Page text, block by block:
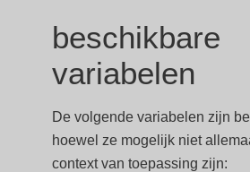
beschikbare
variabelen
De volgende variabelen zijn
hoewel ze mogelijk niet
context van toepassing zijn: